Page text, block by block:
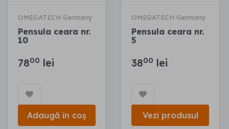
OMEGATECH Germany
Pensula ceara nr.
10
7800 lei
Adaugă în coș
OMEGATECH Germany
Pensula ceara nr.
5
3800 lei
Vezi produsul